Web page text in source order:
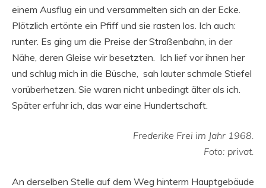
einem Ausflug ein und versammelten sich an der Ecke.
Plötzlich ertönte ein Pfiff und sie rasten los. Ich auch:
runter. Es ging um die Preise der Straßenbahn, in der
Nähe, deren Gleise wir besetzten. Ich lief vor ihnen her
und schlug mich in die Büsche, sah lauter schmale Stiefel
vorüberhetzen. Sie waren nicht unbedingt älter als ich.
Später erfuhr ich, das war eine Hundertschaft.
Frederike Frei im Jahr 1968.
Foto: privat.
An derselben Stelle auf dem Weg hinterm Hauptgebäude